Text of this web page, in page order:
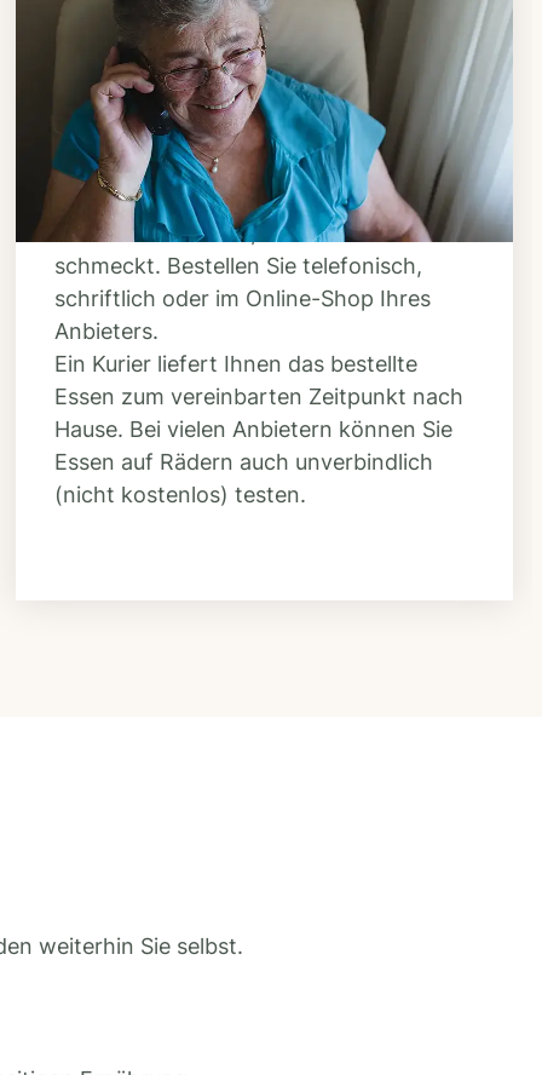
Schritt 3
Bestellen & liefern
lassen
Suchen Sie sich aus dem Speiseplan
Ihres Anbieters aus, was Ihnen
schmeckt. Bestellen Sie telefonisch,
schriftlich oder im Online-Shop Ihres
Anbieters.
Ein Kurier liefert Ihnen das bestellte
Essen zum vereinbarten Zeitpunkt nach
Hause. Bei vielen Anbietern können Sie
Essen auf Rädern auch unverbindlich
(nicht kostenlos) testen.
weiterhin Sie selbst.